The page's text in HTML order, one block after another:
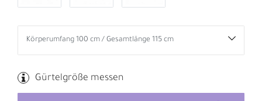
Gürtelgröße messen